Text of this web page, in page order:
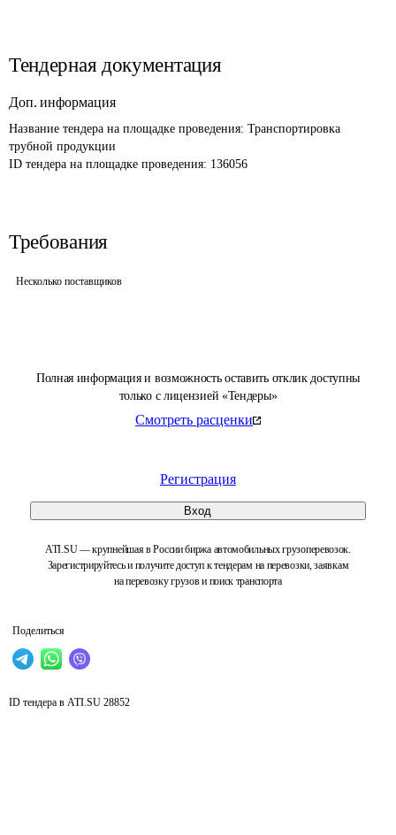
Полная информация и возможность оставить отклик доступны
только с лицензией «Тендеры»
Смотреть расценки
Регистрация
Вход
ATI.SU — крупнейшая в России биржа автомобильных грузоперевозок.
Зарегистрируйтесь и получите доступ к тендерам на перевозки, заявкам
на перевозку грузов и поиск транспорта
Поделиться
Тендерная документация
Доп. информация
Название тендера на площадке проведения: Транспортировка
трубной продукции
ID тендера на площадке проведения: 136056
Требования
Несколько поставщиков
ID тендера в ATI.SU 28852